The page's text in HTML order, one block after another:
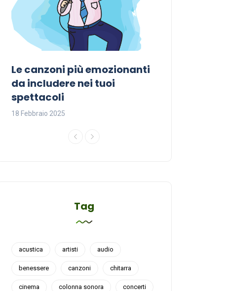
Le canzoni più emozionanti
da includere nei tuoi
spettacoli
18 Febbraio 2025
Tag
acustica artisti audio
benessere canzoni chitarra
cinema colonna sonora concerti